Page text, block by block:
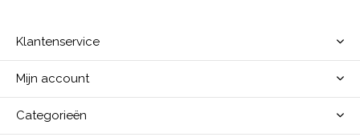
Klantenservice
Mijn account
Categorieën